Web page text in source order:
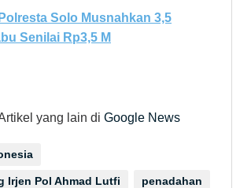
Polresta Solo Musnahkan 3,5
Senilai Rp3,5 M
yang lain di Google News
Irjen Pol Ahmad Lutfi penadahan